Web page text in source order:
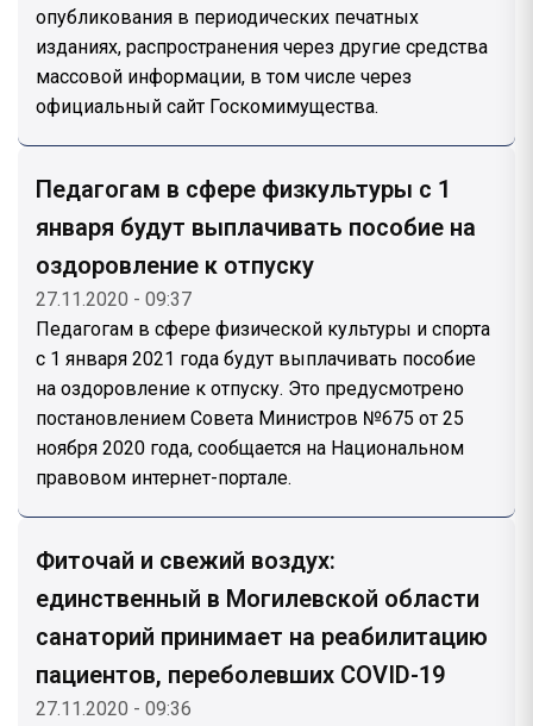
опубликования в периодических печатных
изданиях, распространения через другие средства
массовой информации, в том числе через
официальный сайт Госкомимущества.
Педагогам в сфере физкультуры с 1
января будут выплачивать пособие на
оздоровление к отпуску
27.11.2020 - 09:37
Педагогам в сфере физической культуры и спорта
с 1 января 2021 года будут выплачивать пособие
на оздоровление к отпуску. Это предусмотрено
постановлением Совета Министров №675 от 25
ноября 2020 года, сообщается на Национальном
правовом интернет-портале.
Фиточай и свежий воздух:
единственный в Могилевской области
санаторий принимает на реабилитацию
пациентов, переболевших COVID-19
27.11.2020 - 09:36